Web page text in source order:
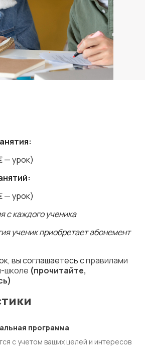
— урок)
— урок)
с каждого ученика
ученик приобретает абонемент
вы соглашаетесь справилами
школе (прочитайте,
программа
с учетом ваших целей и интересов